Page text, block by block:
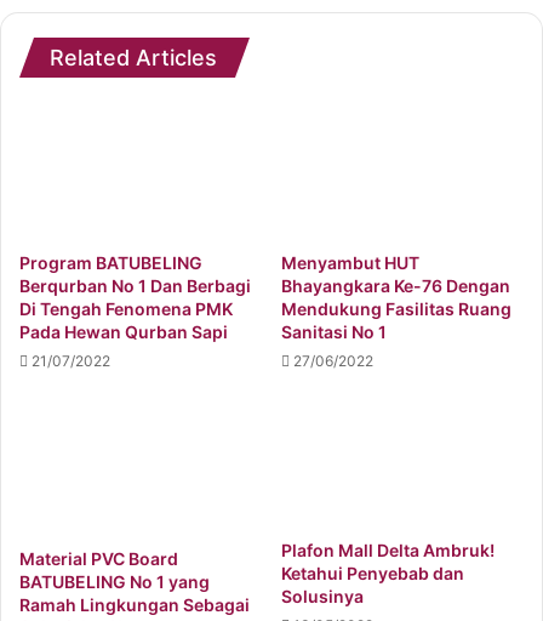
Related Articles
Program BATUBELING
Berqurban No 1 Dan Berbagi
Di Tengah Fenomena PMK
Pada Hewan Qurban Sapi
21/07/2022
Menyambut HUT
Bhayangkara Ke-76 Dengan
Mendukung Fasilitas Ruang
Sanitasi No 1
27/06/2022
Material PVC Board
BATUBELING No 1 yang
Ramah Lingkungan Sebagai
Plafon Mall Delta Ambruk!
Ketahui Penyebab dan
Solusinya